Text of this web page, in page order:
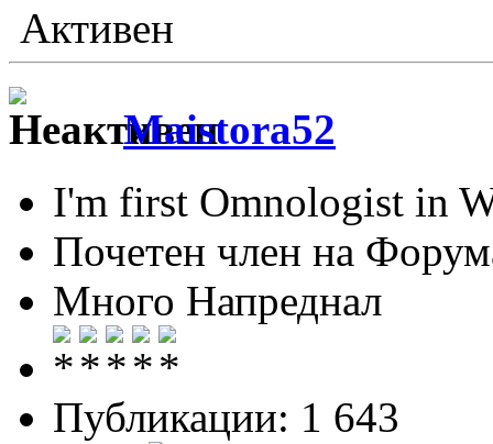
Активен
Maistora52
I'm first Omnologist in
Почетен член на
Много Напреднал
Публикации: 1 643